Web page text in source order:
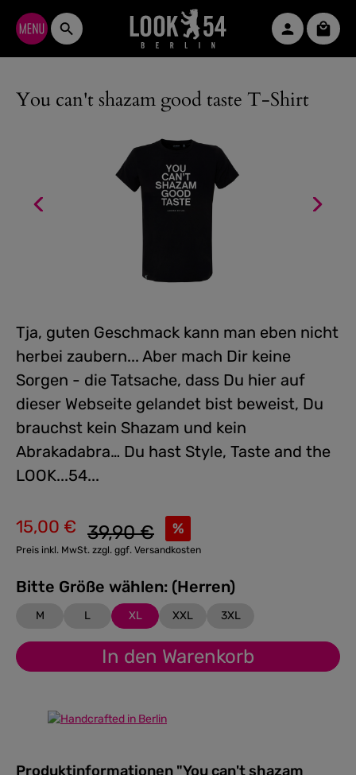
Zum Hauptinhalt springen
You can't shazam good taste T-Shirt
Tja, guten Geschmack kann man eben nicht
herbei zaubern... Aber mach Dir keine
Sorgen - die Tatsache, dass Du hier auf
dieser Webseite gelandet bist beweist, Du
brauchst kein Shazam und kein
Abrakadabra… Du hast Style, Taste and the
LOOK...54...
Verkaufspreis:
15,00 € %
Regulärer Preis:
39,90 €
Preis inkl. MwSt. zzgl. ggf. Versandkosten
Bitte Größe wählen: (Herren)
M L XL XXL 3XL
In den Warenkorb
Produktinformationen "You can't shazam